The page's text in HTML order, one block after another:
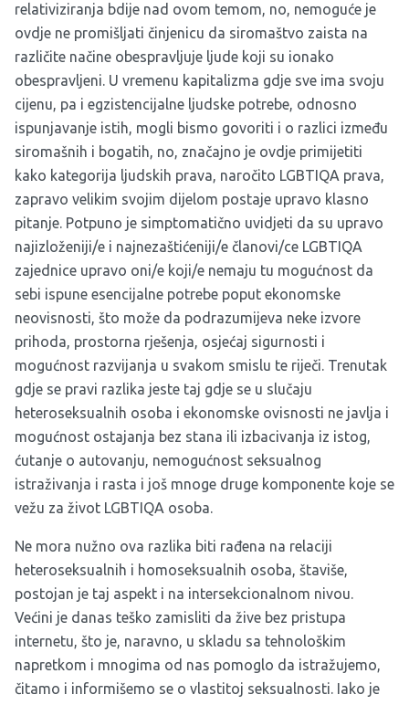
relativiziranja bdije nad ovom temom, no, nemoguće je
ovdje ne promišljati činjenicu da siromaštvo zaista na
različite načine obespravljuje ljude koji su ionako
obespravljeni. U vremenu kapitalizma gdje sve ima svoju
cijenu, pa i egzistencijalne ljudske potrebe, odnosno
ispunjavanje istih, mogli bismo govoriti i o razlici između
siromašnih i bogatih, no, značajno je ovdje primijetiti
kako kategorija ljudskih prava, naročito LGBTIQA prava,
zapravo velikim svojim dijelom postaje upravo klasno
pitanje. Potpuno je simptomatično uvidjeti da su upravo
najizloženiji/e i najnezaštićeniji/e članovi/ce LGBTIQA
zajednice upravo oni/e koji/e nemaju tu mogućnost da
sebi ispune esencijalne potrebe poput ekonomske
neovisnosti, što može da podrazumijeva neke izvore
prihoda, prostorna rješenja, osjećaj sigurnosti i
mogućnost razvijanja u svakom smislu te riječi. Trenutak
gdje se pravi razlika jeste taj gdje se u slučaju
heteroseksualnih osoba i ekonomske ovisnosti ne javlja i
mogućnost ostajanja bez stana ili izbacivanja iz istog,
ćutanje o autovanju, nemogućnost seksualnog
istraživanja i rasta i još mnoge druge komponente koje se
vežu za život LGBTIQA osoba.
Ne mora nužno ova razlika biti rađena na relaciji
heteroseksualnih i homoseksualnih osoba, štaviše,
postojan je taj aspekt i na intersekcionalnom nivou.
Većini je danas teško zamisliti da žive bez pristupa
internetu, što je, naravno, u skladu sa tehnološkim
napretkom i mnogima od nas pomoglo da istražujemo,
čitamo i informišemo se o vlastitoj seksualnosti. Iako je